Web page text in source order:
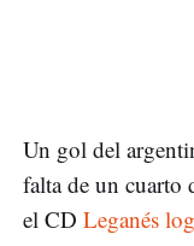
Un gol del
falta de un cuarto
el CD Leganés